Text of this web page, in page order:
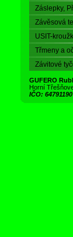
Záslepky,
Závěsová
USIT-
Třmeny a
Závitové
GUFERO
Horní
IČO: 64791190